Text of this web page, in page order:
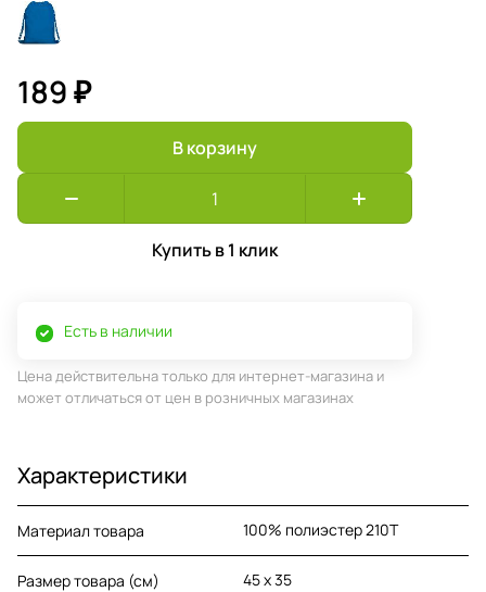
189 ₽
В корзину
Купить в 1 клик
Есть в наличии
Цена действительна только для интернет-магазина и
может отличаться от цен в розничных магазинах
Характеристики
Материал товара 100% полиэстер 210T
Размер товара (см) 45 x 35